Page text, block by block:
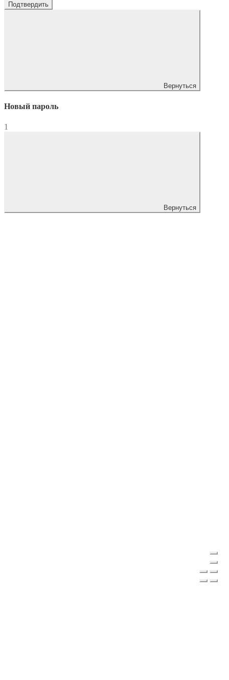
Подтвердить
Вернуться
Новый пароль
1
Вернуться